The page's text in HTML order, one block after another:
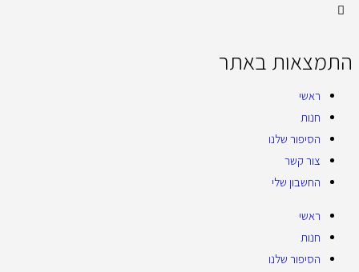
התמצאות באתר
ראשי
חנות
הסיפור שלנו
צור קשר
החשבון שלי
ראשי
חנות
הסיפור שלנו